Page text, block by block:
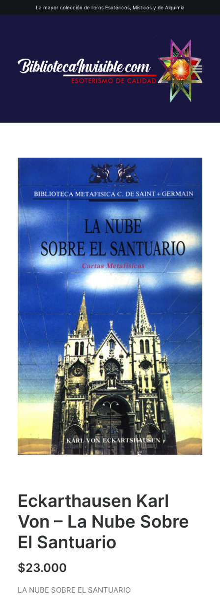
La mayor colección de libros Esotéricos, Místicos y de Alquimia
QUIENES SOMOS
CATEGORÍAS
AUTORES DESTACADOS
GLOSARIO
CONTACTO
LOGIN / REGISTER
CART
Eckarthausen Karl
Von – La Nube Sobre
El Santuario
$23.000
LA NUBE SOBRE EL SANTUARIO